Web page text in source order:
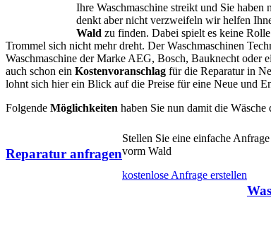
Ihre Waschmaschine streikt und Sie haben
denkt aber nicht verzweifeln wir helfen
Wald zu finden. Dabei spielt es keine
Trommel sich nicht mehr dreht. Der Waschmaschinen
Waschmaschine der Marke AEG, Bosch, Bauknecht oder
auch schon ein Kostenvoranschlag für die Reparatur in
lohnt sich hier ein Blick auf die Preise für eine Neue und
Folgende Möglichkeiten haben Sie nun damit die
Reparatur anfragen
Stellen Sie eine einfache
vorm Wald
kostenlose Anfrage erstellen